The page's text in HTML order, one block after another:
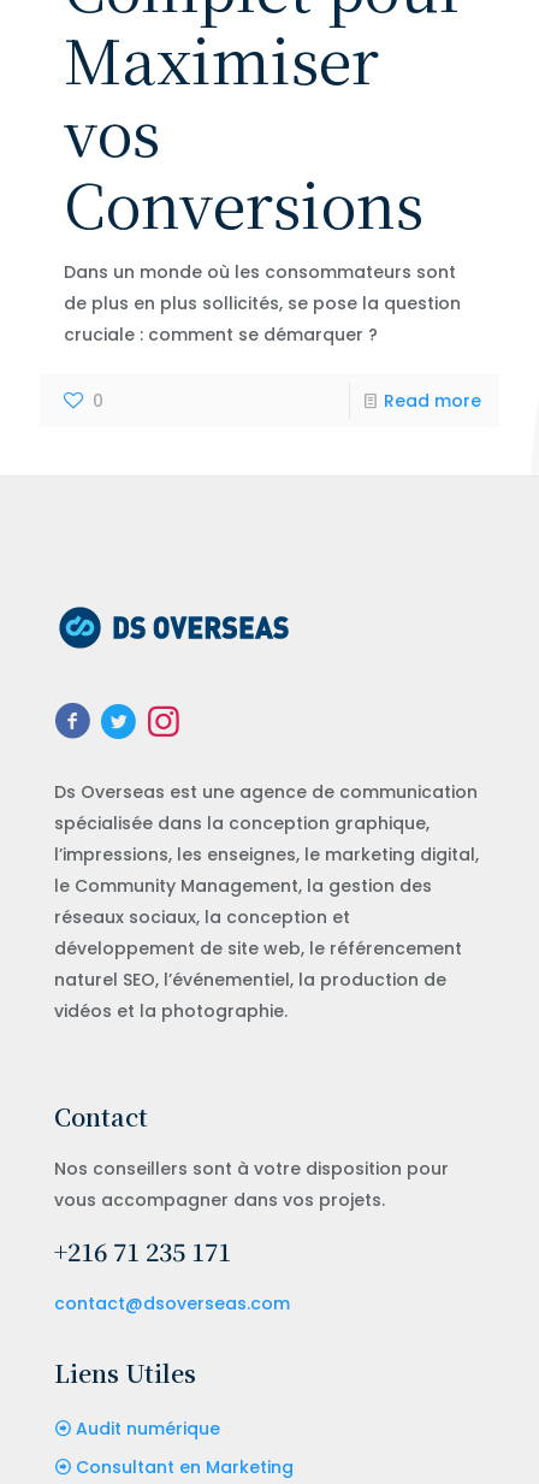
Maximiser
vos
Conversions
Dans un monde où les consommateurs sont
de plus en plus sollicités, se pose la question
cruciale : comment se démarquer ?
0 Read more
Ds Overseas est une agence de communication
spécialisée dans la conception graphique,
l’impressions, les enseignes, le marketing digital,
le Community Management, la gestion des
réseaux sociaux, la conception et
développement de site web, le référencement
naturel SEO, l’événementiel, la production de
vidéos et la photographie.
Contact
Nos conseillers sont à votre disposition pour
vous accompagner dans vos projets.
+216 71 235 171
contact@dsoverseas.com
Liens Utiles
Audit numérique
Consultant en Marketing